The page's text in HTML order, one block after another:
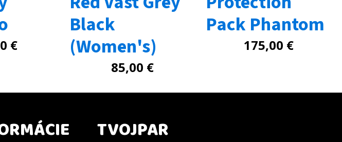
€
Black
(Women's)
85,00 €
Pack Phantom
175,00 €
TVOJPAR